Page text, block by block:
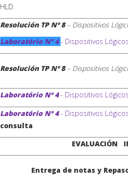
HLD.
Resolución TP Nº 8– Dispositivos
Laboratório Nº 4- Dispositivos
Resolución TP Nº 8– Dispositivos
Laboratório Nº 4- Dispositivos
Laboratório Nº 4- Dispositivos
consulta
EVALUACIÓN
Entrega de notas y